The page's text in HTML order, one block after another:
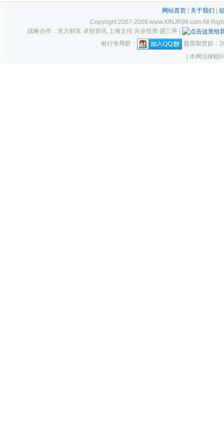
网站首页| 关于我们
Copyright 2007-2008 www.XINJR99.com All
战略合作：东方财富 卓创资讯 上海文传 兴业投资 盛三界 |
银行专用群：
股票期货群：
| 本网法律顾